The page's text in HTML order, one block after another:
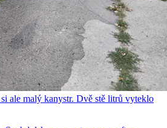
ale malý kanystr. Dvě stě litrů vyteklo